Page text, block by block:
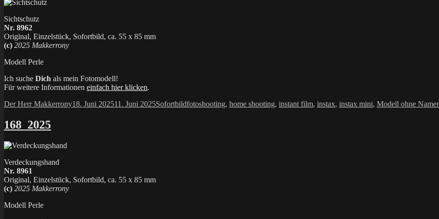
Sichtschutz
Nr. 8962
Original, Einzelstück, Sofortbild, ca. 55 x 85 mm
(c) 2025 Makkerrony
Modell Perle
Ich suche Dich als mein Fotomodell!
Für weitere Informationen einfach hier klicken.
Autor
Der Herr MakkerronyVeröffentlicht
18. Juni 202511. Juni 2025Kategorien
SofortbildSchlagwörter
fotoshooting, home shooting, instant film, instax, instax mini, Modell ohne
168_2025
Verdeckungshand
Nr. 8961
Original, Einzelstück, Sofortbild, ca. 55 x 85 mm
(c) 2025 Makkerrony
Modell Perle